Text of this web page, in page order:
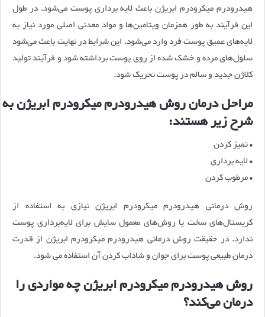
هیدرودرم میکرودرم ابریژن باعث لایه ‌برداری پوست می‌شود. در طول
این فرآیند به ‌طور همزمان ویتامین‌ها و مواد معدنی اصلی مورد نیاز به
لایه‌های عمیق پوست فرد وارد می‌شود. این شرایط در نهایت باعث می‌شود
سلول‌های مرده و خشک ‌شده از روی پوست برداشته شود و فرآیند تولید
کلاژن جدید و سالم در پوست تحریک شود.
مراحل درمان روش هیدرودرم میکرودرم ابریژن به
شرح زیر هستند:
• تمیز کردن
• لایه برداری
• مرطوب کردن
روش درمانی هیدرودرم میکرودرم ابریژن نیازی به استفاده از
کریستال‌های سخت یا روش‌های معمول سایش برای لایه‌برداری پوست
ندارد. در حقیقت روش درمانی هیدرودرم میکرودرم ابریژن از قدرت
درمان طبیعی پوست برای جوان و شاداب کردن آن استفاده می شود.
روش هیدرودرم میکرودرم ابریژن چه مواردی را
درمان می‌کند؟